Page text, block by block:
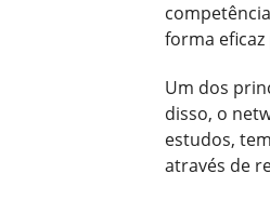
forma
Um dos
disso, o
estudos,
através de